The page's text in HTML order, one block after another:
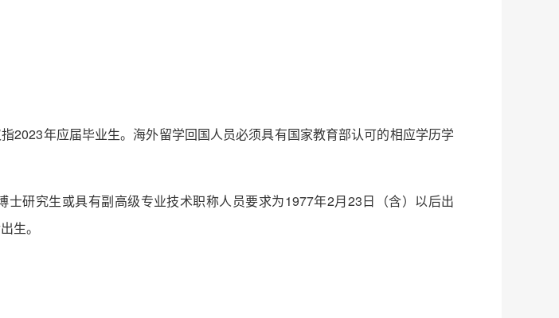
2023年应届毕业生。海外留学回国人员必须具有国家教育部认可的相应学历学
研究生或具有副高级专业技术职称人员要求为1977年2月23日（含）以后出
生。